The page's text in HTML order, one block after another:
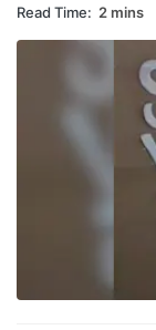
Read Time: 2 mins